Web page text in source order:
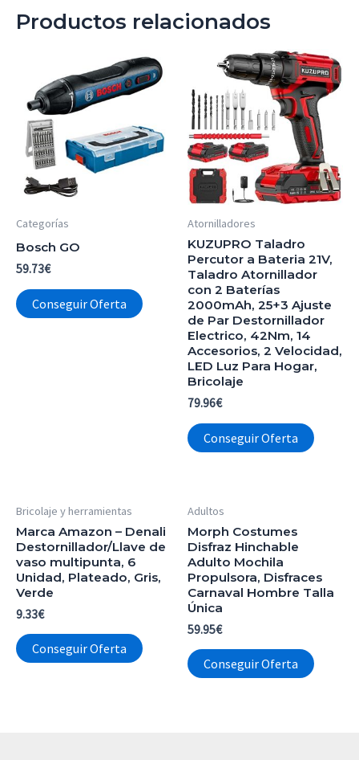
Productos relacionados
Categorías
Bosch GO
59.73€
Conseguir Oferta
Atornilladores
KUZUPRO Taladro
Percutor a Bateria 21V,
Taladro Atornillador
con 2 Baterías
2000mAh, 25+3 Ajuste
de Par Destornillador
Electrico, 42Nm, 14
Accesorios, 2 Velocidad,
LED Luz Para Hogar,
Bricolaje
79.96€
Conseguir Oferta
Bricolaje y herramientas
Marca Amazon – Denali
Destornillador/Llave de
vaso multipunta, 6
Unidad, Plateado, Gris,
Verde
9.33€
Conseguir Oferta
Adultos
Morph Costumes
Disfraz Hinchable
Adulto Mochila
Propulsora, Disfraces
Carnaval Hombre Talla
Única
59.95€
Conseguir Oferta